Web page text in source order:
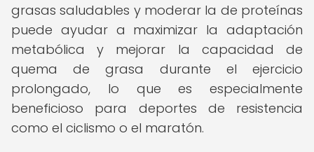
grasas saludables y moderar la de proteínas
puede ayudar a maximizar la adaptación
metabólica y mejorar la capacidad de
quema de grasa durante el ejercicio
prolongado, lo que es especialmente
beneficioso para deportes de resistencia
como el ciclismo o el maratón.